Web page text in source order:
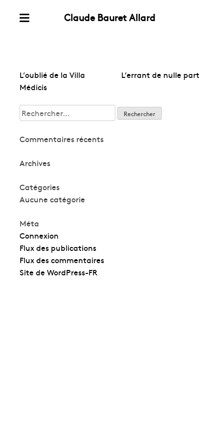
Skip
Claude Bauret Allard
Navigation
de
L’oublié de la Villa
Médicis
L’errant de nulle part
Rechercher :
Commentaires récents
Archives
Catégories
Aucune catégorie
Méta
Connexion
Flux des publications
Flux des commentaires
Site de WordPress-FR